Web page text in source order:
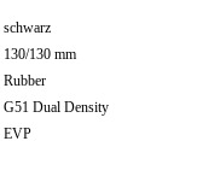
G51 Dual Density
schwarz
130/130 mm
EVP
Rubber